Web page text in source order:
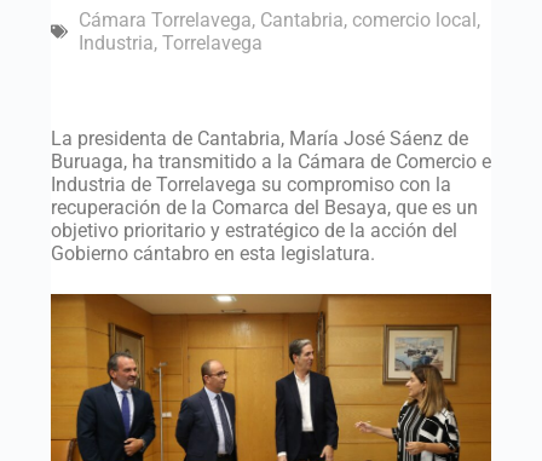
Cámara Torrelavega, Cantabria, comercio local,
Industria, Torrelavega
La presidenta de Cantabria, María José Sáenz de
Buruaga, ha transmitido a la Cámara de Comercio e
Industria de Torrelavega su compromiso con la
recuperación de la Comarca del Besaya, que es un
objetivo prioritario y estratégico de la acción del
Gobierno cántabro en esta legislatura.